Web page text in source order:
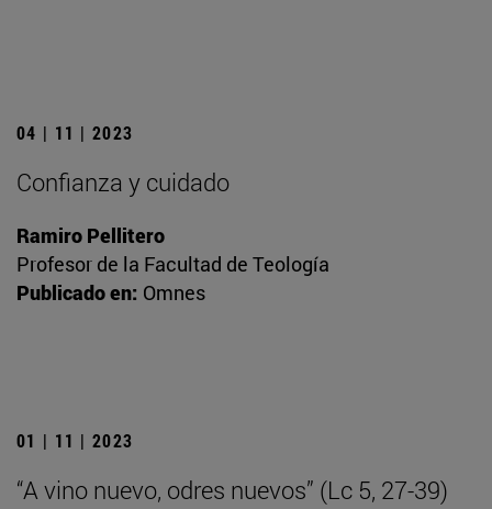
04 | 11 | 2023
Confianza y cuidado
Ramiro Pellitero
Profesor de la Facultad de Teología
Publicado en: Omnes
01 | 11 | 2023
“A vino nuevo, odres nuevos” (Lc 5, 27-39)